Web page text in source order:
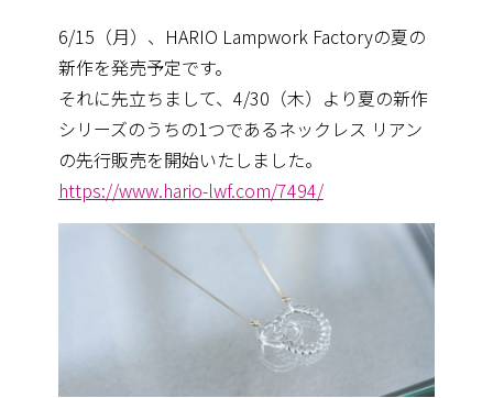
6/15（月）、HARIO Lampwork Factoryの夏の
新作を発売予定です。
それに先立ちまして、4/30（木）より夏の新作
シリーズのうちの1つであるネックレス リアン
の先行販売を開始いたしました。
https://www.hario-lwf.com/7494/